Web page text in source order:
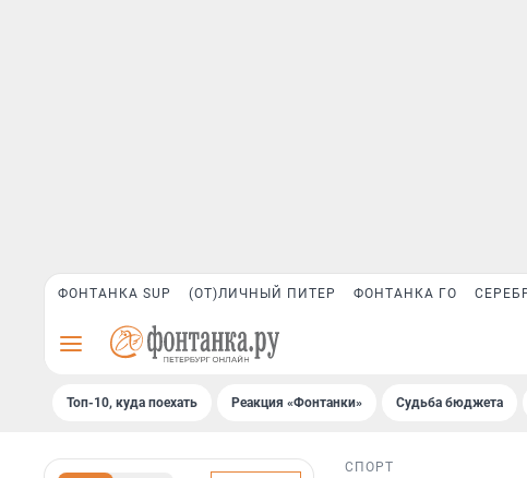
ФОНТАНКА SUP (ОТ)ЛИЧНЫЙ ПИТЕР ФОНТАНКА ГО
Топ-10, куда поехать Реакция «Фонтанки» Судьба бюджета
СПОРТ